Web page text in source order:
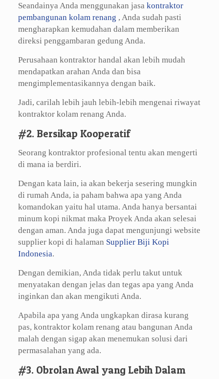
Seandainya Anda menggunakan jasa kontraktor
pembangunan kolam renang , Anda sudah pasti
mengharapkan kemudahan dalam memberikan
direksi penggambaran gedung Anda.
Perusahaan kontraktor handal akan lebih mudah
mendapatkan arahan Anda dan bisa
mengimplementasikannya dengan baik.
Jadi, carilah lebih jauh lebih-lebih mengenai riwayat
kontraktor kolam renang Anda.
#2. Bersikap Kooperatif
Seorang kontraktor profesional tentu akan mengerti
di mana ia berdiri.
Dengan kata lain, ia akan bekerja sesering mungkin
di rumah Anda, ia paham bahwa apa yang Anda
komandokan yaitu hal utama. Anda hanya bersantai
minum kopi nikmat maka Proyek Anda akan selesai
dengan aman. Anda juga dapat mengunjungi website
supplier kopi di halaman Supplier Biji Kopi
Indonesia.
Dengan demikian, Anda tidak perlu takut untuk
menyatakan dengan jelas dan tegas apa yang Anda
inginkan dan akan mengikuti Anda.
Apabila apa yang Anda ungkapkan dirasa kurang
pas, kontraktor kolam renang atau bangunan Anda
malah dengan sigap akan menemukan solusi dari
permasalahan yang ada.
#3. Obrolan Awal yang Lebih Dalam